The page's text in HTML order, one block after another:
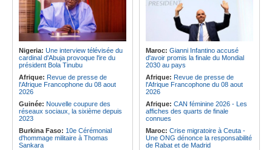
zones d'ombre persistent
Centrafrique: Un gendarme détenu
par le groupe armé AAKG retrouve
la liberté
Rome et Kigali discutent
d'une possible externalisation au
pays des procédures d'asile à
destination de l'Italie
Sud-Soudan:
Le pays à la croisée
des chemins, alerte l'ONU
Rwanda:Rome et Kigali discutent
d'une possible externalisation au
pays des procédures d'asile à
destination de l'Italie
Somalie:Le camp de Galkayo
frappé par une violente attaque des
Forces du Puntland
Nigeria: Une interview télévisée du
cardinal d'Abuja provoque l'ire du
président Bola Tinubu
Afrique: Revue de presse de
l'Afrique Francophone du 08 aout
2026
Guinée: Nouvelle coupure des
réseaux sociaux, la sixième depuis
2023
Burkina Faso: 10e Cérémonial
d'hommage militaire à Thomas
Sankara
Maroc: Gianni Infantino accusé
d'avoir promis la finale du Mondial
2030 au pays
Afrique: Revue de presse de
l'Afrique Francophone du 08 aout
2026
Afrique: CAN féminine 2026 - Les
affiches des quarts de finale
connues
Maroc: Crise migratoire à Ceuta -
Une ONG dénonce la responsabilité
de Rabat et de Madrid